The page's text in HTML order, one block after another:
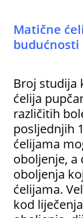
Matične
budućnosti
Broj studija
ćelija
različitih
posljednjih
ćelijama
oboljenje, a
oboljenja
ćelijama.
kod